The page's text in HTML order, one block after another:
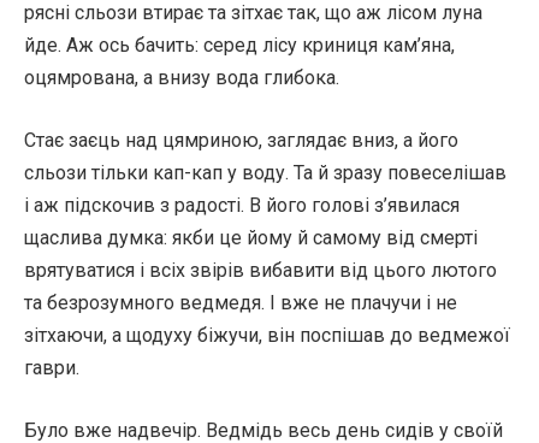
рясні сльози втирає та зітхає так, що аж лісом луна
йде. Аж ось бачить: серед лісу криниця кам’яна,
оцямрована, а внизу вода глибока.
Стає заєць над цямриною, заглядає вниз, а його
сльози тільки кап-кап у воду. Та й зразу повеселішав
і аж підскочив з радості. В його голові з’явилася
щаслива думка: якби це йому й самому від смерті
врятуватися і всіх звірів вибавити від цього лютого
та безрозумного ведмедя. І вже не плачучи і не
зітхаючи, а щодуху біжучи, він поспішав до ведмежої
гаври.
Було вже надвечір. Ведмідь весь день сидів у своїй